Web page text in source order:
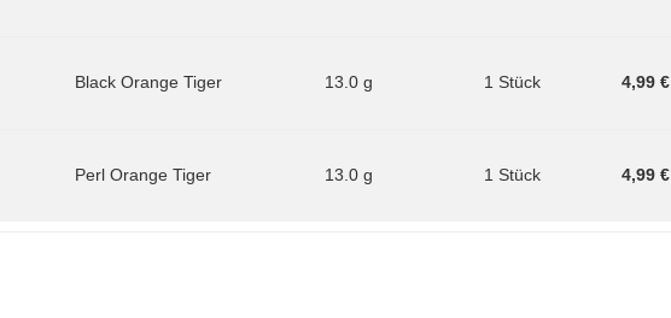
Black Orange Tiger 13.0 g 1 Stück 4,99 €
Perl Orange Tiger 13.0 g 1 Stück 4,99 €